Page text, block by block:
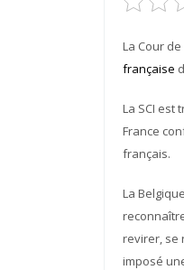
La Cour
française
La SCI est
France
français.
La
revirer, se
imposé